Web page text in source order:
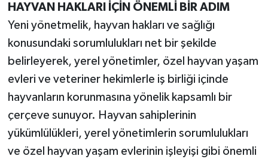
HAYVAN HAKLARI İÇİN ÖNEMLİ BİR ADIM
Yeni yönetmelik, hayvan hakları ve sağlığı
konusundaki sorumlulukları net bir şekilde
belirleyerek, yerel yönetimler, özel hayvan yaşam
evleri ve veteriner hekimlerle iş birliği içinde
hayvanların korunmasına yönelik kapsamlı bir
çerçeve sunuyor. Hayvan sahiplerinin
yükümlülükleri, yerel yönetimlerin sorumlulukları
ve özel hayvan yaşam evlerinin işleyişi gibi önemli